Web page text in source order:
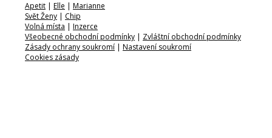
Apetit | Elle | Marianne
Svět Ženy | Chip
Volná místa | Inzerce
Všeobecné obchodní podmínky | Zvláštní obchodní podmínky
Zásady ochrany soukromí | Nastavení soukromí
Cookies zásady